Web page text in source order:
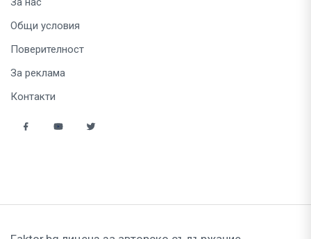
Общи условия
Поверителност
За реклама
Контакти